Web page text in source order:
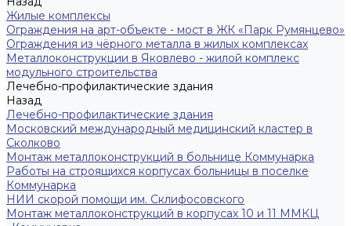
Жилые комплексы
Ограждения на арт-объекте - мост в ЖК «Парк Румянцево»
Ограждения из чёрного металла в жилых комплексах
Металлоконструкции в Яковлево - жилой комплекс
модульного строительства
Лечебно-профилактические здания
Назад
Лечебно-профилактические здания
Московский международный медицинский кластер в
Сколково
Монтаж металлоконструкций в больнице Коммунарка
Работы на строящихся корпусах больницы в поселке
Коммунарка
НИИ скорой помощи им. Склифосовского
Монтаж металлоконструкций в корпусах 10 и 11 ММКЦ